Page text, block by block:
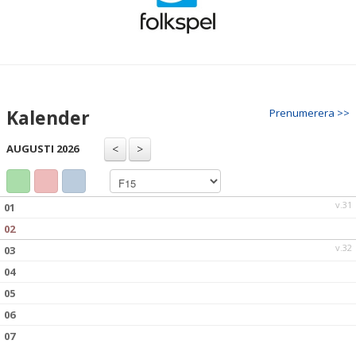
KONTAKT
Prenumerera >>
Kalender
AUGUSTI 2026
v.31
01
02
v.32
03
04
05
06
07